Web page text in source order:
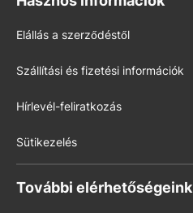
Elállás a szerződéstől
Szállítási és fizetési információk
Hírlevél-feliratkozás
Sütikezelés
További elérhetőségeink